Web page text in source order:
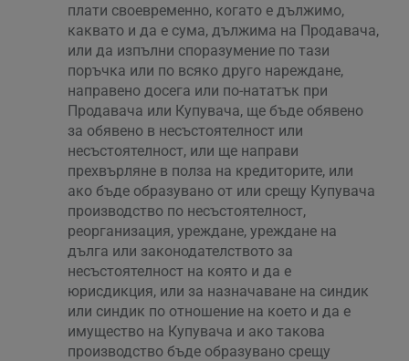
плати своевременно, когато е дължимо,
каквато и да е сума, дължима на Продавача,
или да изпълни споразумение по тази
поръчка или по всяко друго нареждане,
направено досега или по-нататък при
Продавача или Купувача, ще бъде обявено
за обявено в несъстоятелност или
несъстоятелност, или ще направи
прехвърляне в полза на кредиторите, или
ако бъде образувано от или срещу Купувача
производство по несъстоятелност,
реорганизация, уреждане, уреждане на
дълга или законодателството за
несъстоятелност на която и да е
юрисдикция, или за назначаване на синдик
или синдик по отношение на което и да е
имущество на Купувача и ако такова
производство бъде образувано срещу